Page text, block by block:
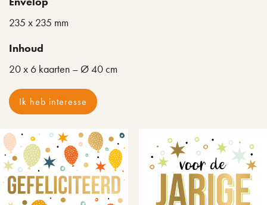
235 x 235 mm
Inhoud
20 x 6 kaarten – Ø 40 cm
Ik heb interesse